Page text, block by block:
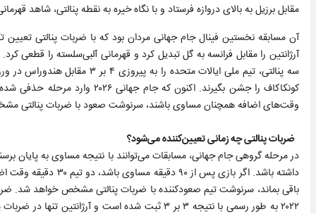
مقابل برزیل به بالای دروازه فرستاد و با نگاه خیره به نقطه پنالتی، شاهد
سه پنالتی، تیم ملی ایالات
وقت‌های اضافه همچنان مساوی باشند، سرنوشت صعود با ضربات پنالتی
ضربات پنالتی چه زمانی تعیین‌کننده می‌شود؟
در مرحله گروهی جام جهانی، مسابقات می‌توانند با نتیجه مساوی به پایان
باقی بماند، سرنوشت تیم صعودکننده با ضربات پنالتی مشخص خواهد شد.